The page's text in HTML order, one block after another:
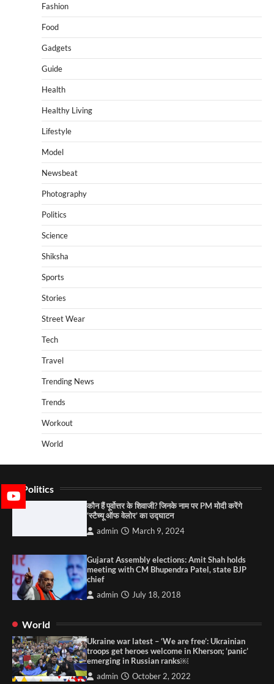
Fashion
Food
Gadgets
Guide
Health
Healthy Living
Lifestyle
Model
Newsbeat
Photography
Politics
Science
Shiksha
Sports
Stories
Street Wear
Tech
Travel
Trending News
Trends
Workout
World
Politics
कौन हैं पूर्वोत्तर के शिवाजी? जिनके नाम पर PM मोदी करेंगे
‘स्टैच्यू ऑफ वेलोर’ का उद्घाटन
admin March 9, 2024
Gujarat Assembly elections: Amit Shah holds
meeting with CM Bhupendra Patel, state BJP
chief
admin July 18, 2018
World
Ukraine war latest – ‘We are free’: Ukrainian
troops get heroes welcome in Kherson; ‘panic’
emerging in Russian ranks￼
admin October 2, 2022